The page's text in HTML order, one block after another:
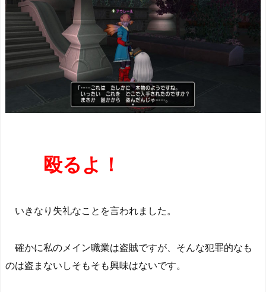
殴るよ！
いきなり失礼なことを言われました。
確かに私のメイン職業は盗賊ですが、そんな犯罪的なも
のは盗まないしそもそも興味はないです。